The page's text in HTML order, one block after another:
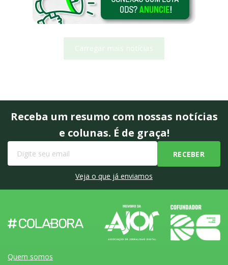
Carregar mais notícias
Receba um resumo com nossas notícias
e colunas. É de graça!
Veja o que já enviamos
Quem somos